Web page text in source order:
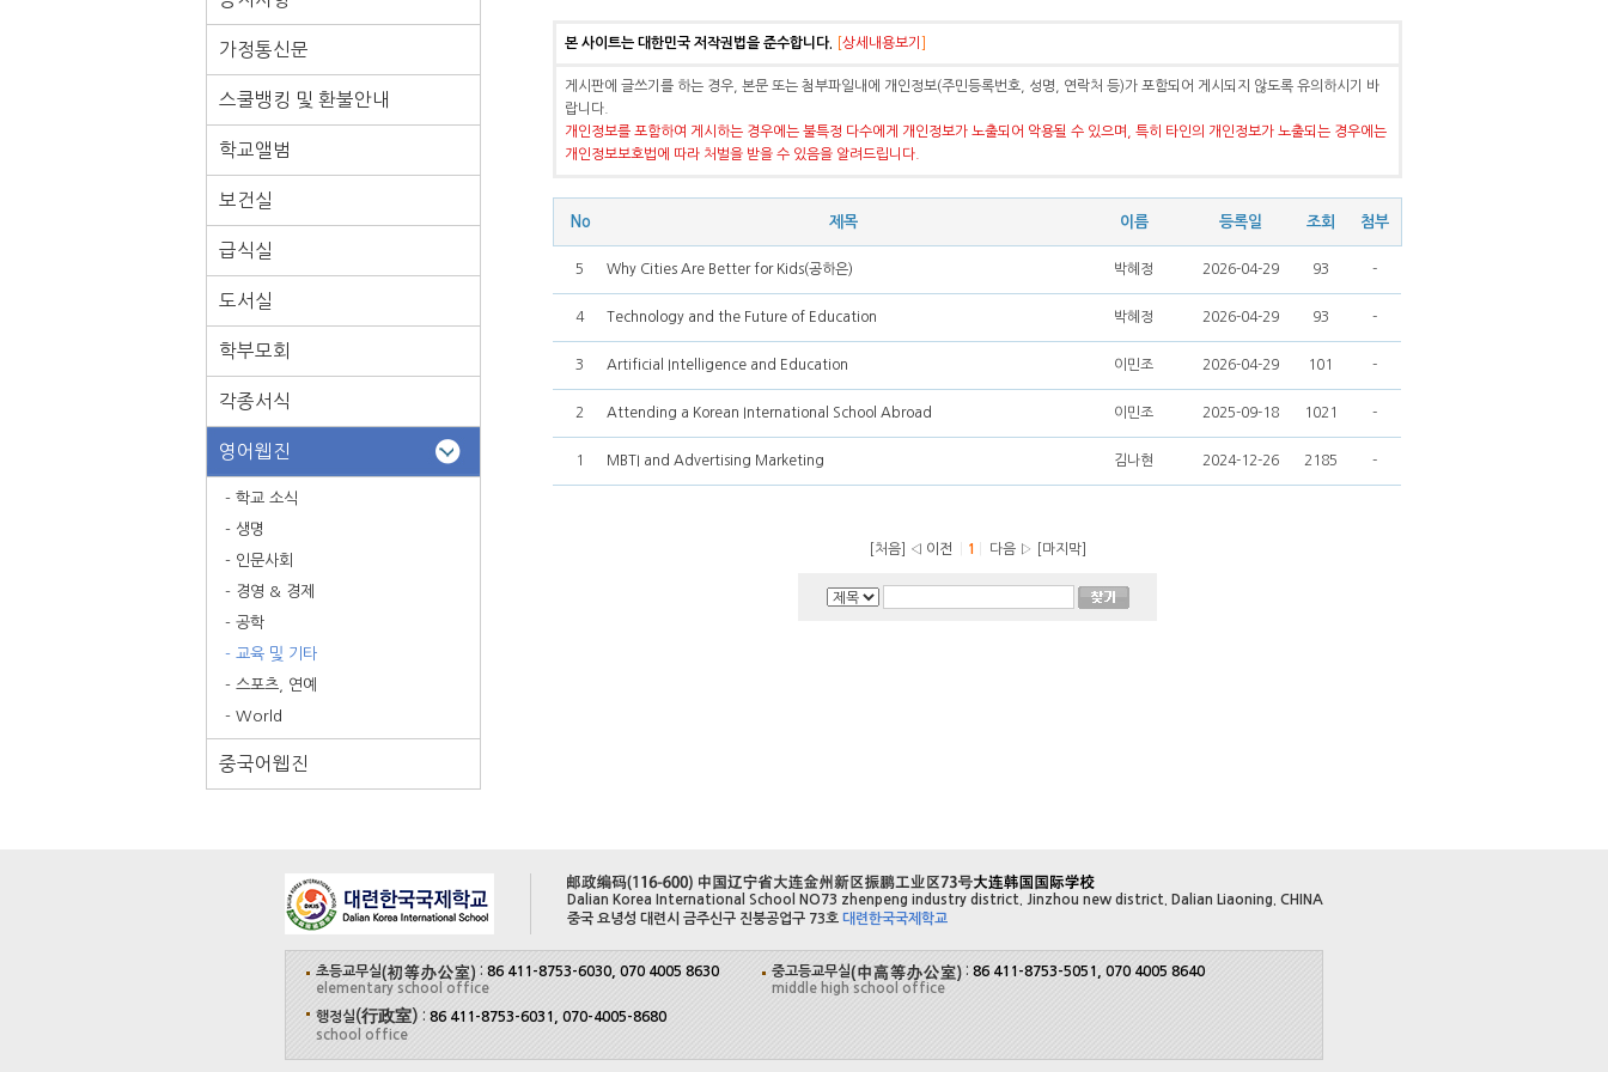
가정통신문
스쿨뱅킹 및 환불안내
학교앨범
보건실
급식실
도서실
학부모회
각종서식
영어웹진
- 학교 소식
- 생명
- 인문사회
- 경영 & 경제
- 공학
- 교육 및 기타
- 스포츠, 연예
- World
중국어웹진
본 사이트는 대한민국 저작권법을 준수합니다. 상세내용보기
게시판에 글쓰기를 하는 경우, 본문 또는 첨부파일내에 개인정보(주민등록번호, 성명, 연락처 등)가 포함되어 게시되지 않도록 유의하시기 바
랍니다.
개인정보를 포함하여 게시하는 경우에는 불특정 다수에게 개인정보가 노출되어 악용될 수 있으며, 특히 타인의 개인정보가 노출되는 경우에는
개인정보보호법에 따라 처벌을 받을 수 있음을 알려드립니다.
No 제목 이름 등록일 조회 첨부
5 Why Cities Are Better for Kids(공하은) 박혜정 2026-04-29 93 -
4 Technology and the Future of Education 박혜정 2026-04-29 93 -
3 Artificial Intelligence and Education 이민조 2026-04-29 101 -
2 Attending a Korean International School Abroad 이민조 2025-09-18 1021 -
1 MBTI and Advertising Marketing 김나현 2024-12-26 2185 -
[처음] ◁ 이전 1 다음 ▷ [마지막]
Dalian Korea International School NO73 zhenpeng industry district. Jinzhou new district. Dalian Liaoning. CHINA
중국 요녕성 대련시 금주신구 진붕공업구 73호 대련한국국제학교
초등교무실 : 86 411-8753-6030, 070 4005 8630
elementary school office
행정실(行政室) : 86 411-8753-6031, 070-4005-8680
school office
중고등교무실 : 86 411-8753-5051, 070 4005 8640
middle high school office